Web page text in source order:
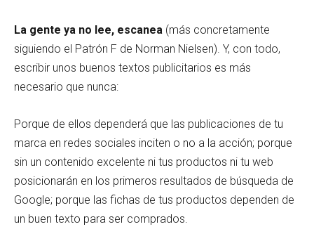
La gente ya no lee, escanea (más concretamente
siguiendo el Patrón F de Norman Nielsen). Y, con todo,
escribir unos buenos textos publicitarios es más
necesario que nunca:
Porque de ellos dependerá que las publicaciones de tu
marca en redes sociales inciten o no a la acción; porque
sin un contenido excelente ni tus productos ni tu web
posicionarán en los primeros resultados de búsqueda de
Google; porque las fichas de tus productos dependen de
un buen texto para ser comprados.